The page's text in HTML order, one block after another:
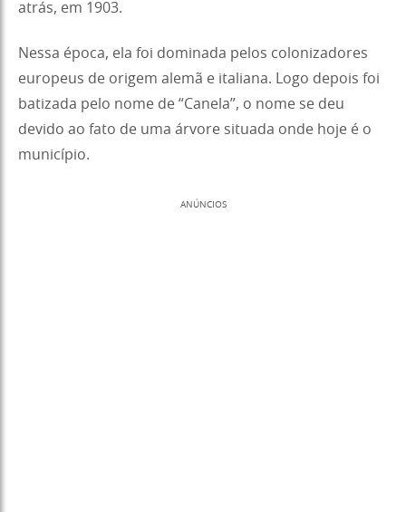
atrás, em 1903.
Nessa época, ela foi dominada pelos colonizadores
europeus de origem alemã e italiana. Logo depois foi
batizada pelo nome de “Canela”, o nome se deu
devido ao fato de uma árvore situada onde hoje é o
município.
ANÚNCIOS